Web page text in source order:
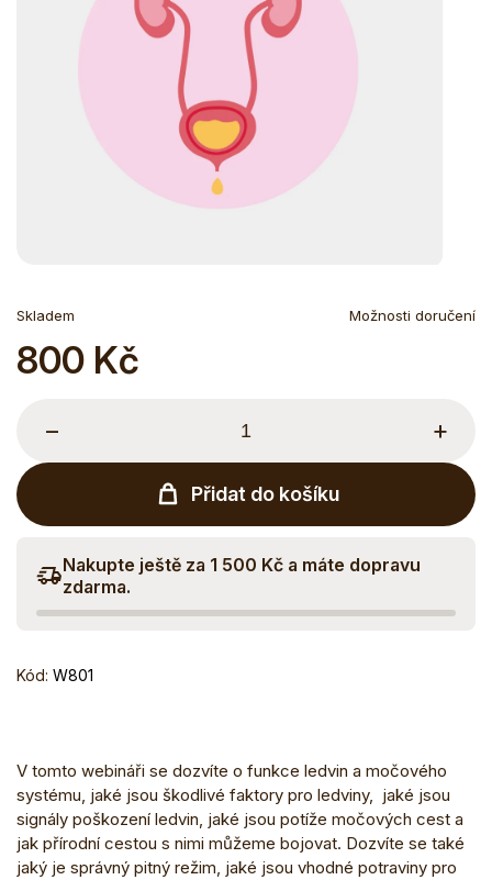
Skladem Možnosti doručení
800 Kč
Měrná
cena:
+
−
Přidat do košíku
Nakupte ještě za 1 500 Kč a máte dopravu
zdarma.
Kód: W801
V tomto webináři se dozvíte o funkce ledvin a močového
systému, jaké jsou škodlivé faktory pro ledviny, jaké jsou
signály poškození ledvin, jaké jsou potíže močových cest a
jak přírodní cestou s nimi můžeme bojovat. Dozvíte se také
jaký je správný pitný režim, jaké jsou vhodné potraviny pro